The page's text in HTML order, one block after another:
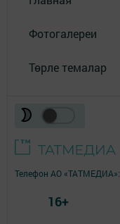
Фотогалереи
Төрле темалар
Телефон АО «ТАТМЕДИА»:
16+